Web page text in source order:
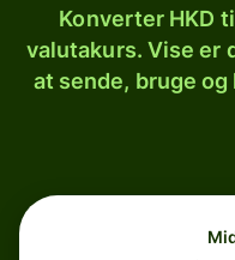
Konverter HKD
valutakurs. Vise er
at sende, bruge